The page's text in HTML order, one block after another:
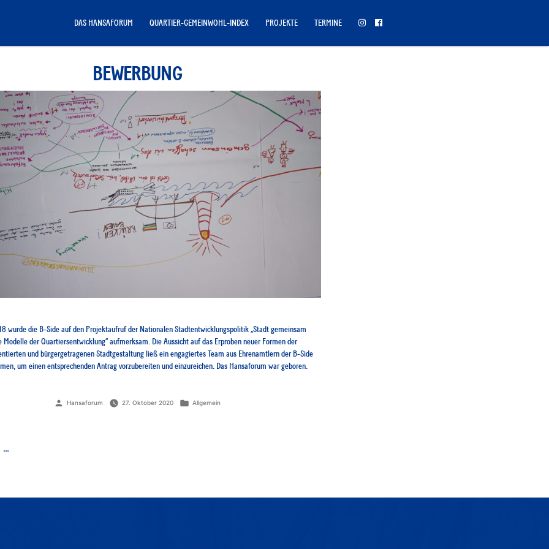
DAS HANSAFORUM QUARTIER-GEMEINWOHL-INDEX PROJEKTE TERMINE
BEWERBUNG
wurde die B-Side auf den Projektaufruf der Nationalen Stadtentwicklungspolitik „Stadt gemeinsam
Modelle der Quartiersentwicklung“ aufmerksam. Die Aussicht auf das Erproben neuer Formen der
und bürgergetragenen Stadtgestaltung ließ ein engagiertes Team aus Ehrenamtlern der B-Side
um einen entsprechenden Antrag vorzubereiten und einzureichen. Das Hansaforum war geboren.
Veröffentlicht
Hansaforum 27. Oktober 2020
Veröffentlicht
Allgemein
…